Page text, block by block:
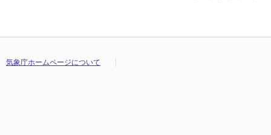
気象庁ホームページについて